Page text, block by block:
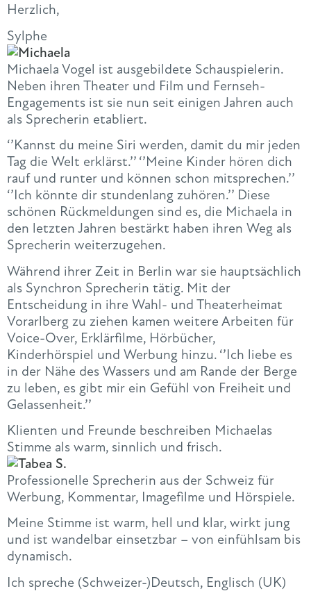
Herzlich,
Sylphe
Michaela Vogel ist ausgebildete Schauspielerin.
Neben ihren Theater und Film und Fernseh-
Engagements ist sie nun seit einigen Jahren auch
als Sprecherin etabliert.
‘’Kannst du meine Siri werden, damit du mir jeden
Tag die Welt erklärst.’’ ‘’Meine Kinder hören dich
rauf und runter und können schon mitsprechen.’’
‘’Ich könnte dir stundenlang zuhören.’’ Diese
schönen Rückmeldungen sind es, die Michaela in
den letzten Jahren bestärkt haben ihren Weg als
Sprecherin weiterzugehen.
Während ihrer Zeit in Berlin war sie hauptsächlich
als Synchron Sprecherin tätig. Mit der
Entscheidung in ihre Wahl- und Theaterheimat
Vorarlberg zu ziehen kamen weitere Arbeiten für
Voice-Over, Erklärfilme, Hörbücher,
Kinderhörspiel und Werbung hinzu. ‘’Ich liebe es
in der Nähe des Wassers und am Rande der Berge
zu leben, es gibt mir ein Gefühl von Freiheit und
Gelassenheit.’’
Klienten und Freunde beschreiben Michaelas
Stimme als warm, sinnlich und frisch.
Professionelle Sprecherin aus der Schweiz für
Werbung, Kommentar, Imagefilme und Hörspiele.
Meine Stimme ist warm, hell und klar, wirkt jung
und ist wandelbar einsetzbar – von einfühlsam bis
dynamisch.
Ich spreche (Schweizer-)Deutsch, Englisch (UK)